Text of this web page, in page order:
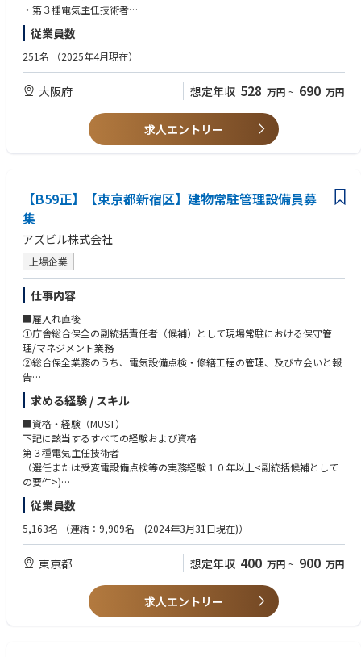
・BM業者の教育、指導
・電気及び空調用熱源について、供給会社との年間使用計画折衝。
・テナント入退去時のインフラ設備機器の設計手配。指定業者業務の確
認。
・上記他所管ビルにおける電気設備点検時の手順書作成や実施管理、
及びビル設備全般の更新又は改修計画の企画立案。
千里事務所には嘱託社員と事務職員の合計6名が在籍しております。
・第３種電気主任技術者
・1級電気工事施工管理技士
・2級電気工事施工管理技士
・電気・建築等の施工管理実務経験者及び資格保有者
従業員数
251名 （2025年4月現在）
大阪府 想定年収 528 万円 ~ 690 万円
求人エントリー
【B59正】【東京都新宿区】建物常駐管理設備員募
集
アズビル株式会社
上場企業
仕事内容
■雇入れ直後
①庁舎総合保全の副統括責任者（候補）として現場常駐における保守管
理/マネジメント業務
②総合保全業務のうち、電気設備点検・修繕工程の管理、及び立会いと報
告
③電気設備の点検・修繕結果に基づく、防衛省側管理部署への技術提案
④重電系設備点検を担当するJV企業との密接な連携
⑤総合保全業務のうち、機械設備の点検立会いのサポート
■変更の範囲
業務上の必要性に応じて変更する事がある
求める経験 / スキル
■資格・経験（MUST）
下記に該当するすべての経験および資格
第３種電気主任技術者
（選任または受変電設備点検等の実務経験１０年以上<副統括候補として
の要件>)
■求める人物像
①対人折衝能力、コミュニケーション能力（最重要）
②電気設備・受変電設備の専門知識と、点検または工事等で実務に携わっ
た経験10年以上
③監視制御等、弱電設備の知識があればなお良し
従業員数
5,163名 （連結：9,909名 (2024年3月31日現在)）
東京都 想定年収 400 万円 ~ 900 万円
求人エントリー